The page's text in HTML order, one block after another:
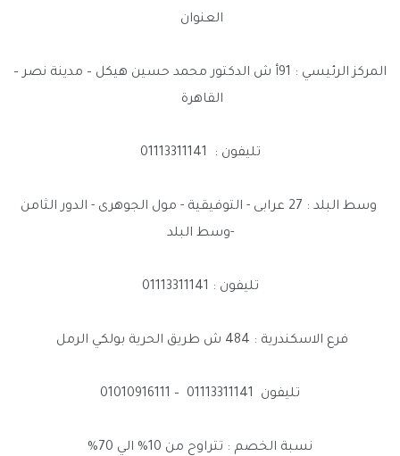
العنوان
المركز الرئيسي : 91أ ش الدكتور محمد حسين هيكل – مدينة نصر –
القاهرة
تليفون : 01113311141
وسط البلد : 27 عرابى - التوفيقية - مول الجوهرى - الدور الثامن
-وسط البلد
تليفون : 01113311141
فرع الاسكندرية : 484 ش طريق الحرية بولكي الرمل
تليفون 01113311141 – 01010916111
نسبة الخصم : تتراوح من 10% الي 70%